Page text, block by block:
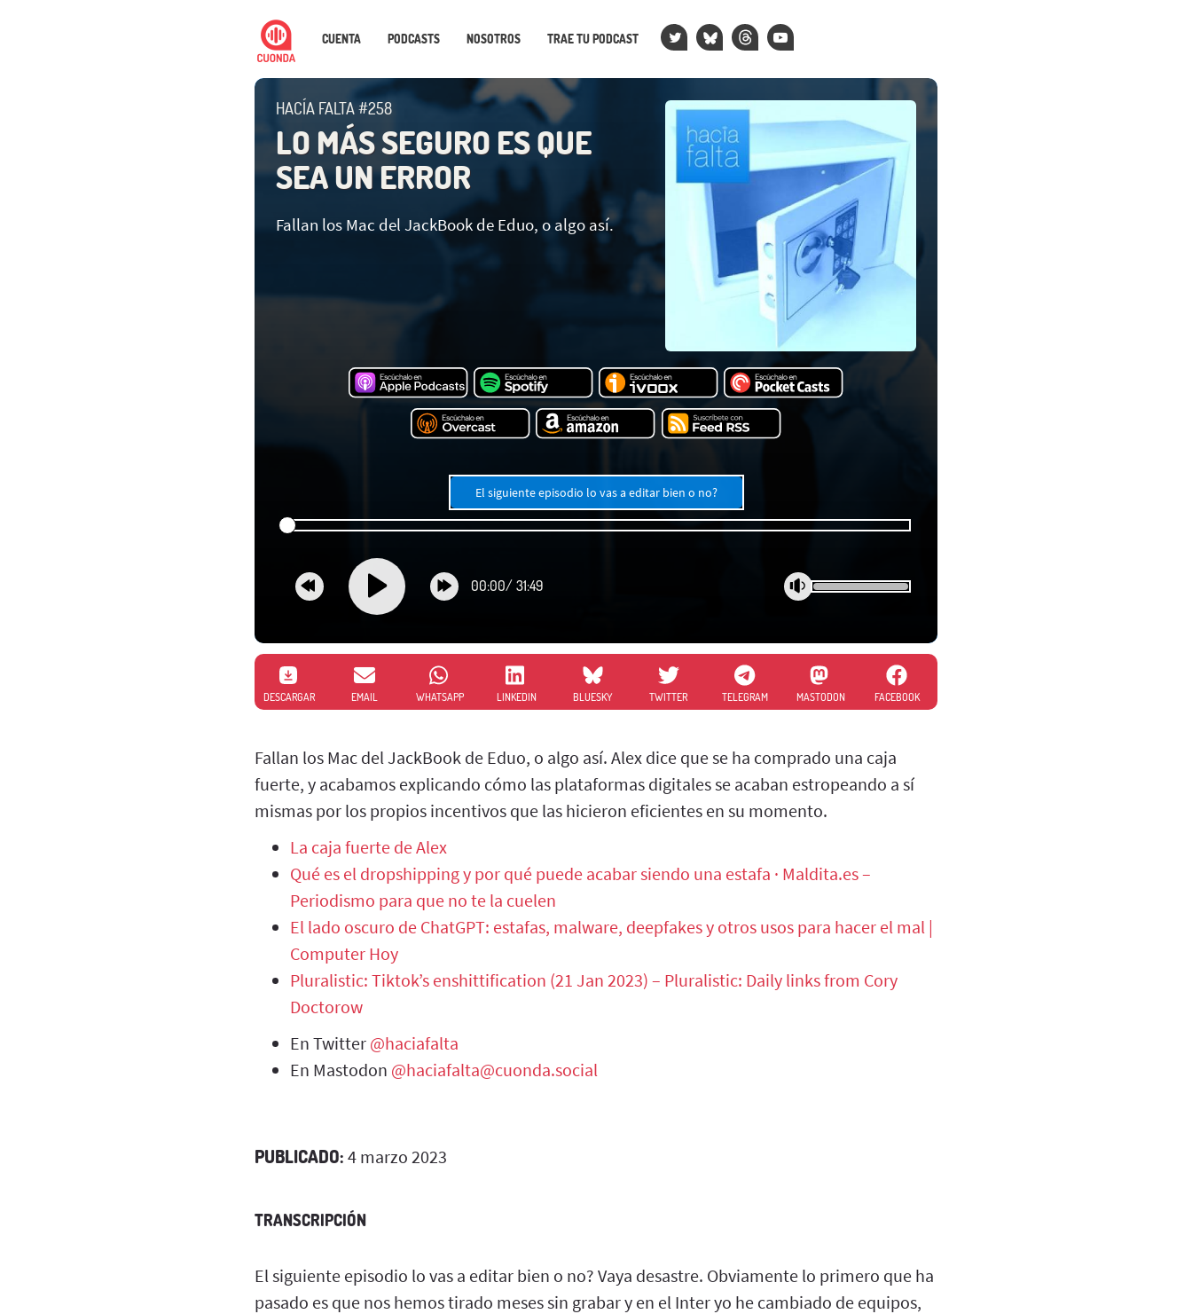
CUENTA PODCASTS NOSOTROS TRAE TU PODCAST
HACÍA FALTA #258
LO MÁS SEGURO ES QUE
SEA UN ERROR
Fallan los Mac del JackBook de Eduo, o algo así.
El siguiente episodio lo vas a editar bien o no?
00:00/ 31:49
DESCARGAR EMAIL WHATSAPP LINKEDIN BLUESKY TWITTER TELEGRAM MASTODON FACEBOOK
Fallan los Mac del JackBook de Eduo, o algo así. Alex dice que se ha comprado una caja
fuerte, y acabamos explicando cómo las plataformas digitales se acaban estropeando a sí
mismas por los propios incentivos que las hicieron eficientes en su momento.
La caja fuerte de Alex
Qué es el dropshipping y por qué puede acabar siendo una estafa · Maldita.es –
Periodismo para que no te la cuelen
El lado oscuro de ChatGPT: estafas, malware, deepfakes y otros usos para hacer el mal |
Computer Hoy
Pluralistic: Tiktok’s enshittification (21 Jan 2023) – Pluralistic: Daily links from Cory
Doctorow
En Twitter @haciafalta
En Mastodon @haciafalta@cuonda.social
PUBLICADO: 4 marzo 2023
TRANSCRIPCIÓN
El siguiente episodio lo vas a editar bien o no? Vaya desastre. Obviamente lo primero que ha
pasado es que nos hemos tirado meses sin grabar y en el Inter yo he cambiado de equipos,